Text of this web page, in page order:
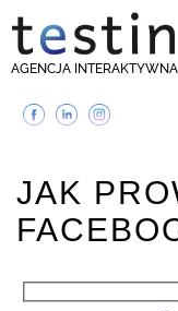
AGENCJA INTERAKTYWNA
JAK